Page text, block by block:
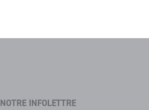
NOTRE INFOLETTRE